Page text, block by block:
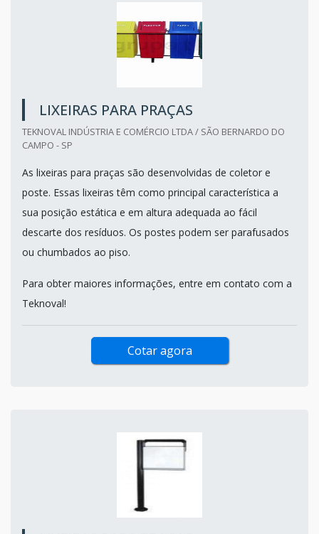
LIXEIRAS PARA PRAÇAS
TEKNOVAL INDÚSTRIA E COMÉRCIO LTDA / SÃO BERNARDO DO
CAMPO - SP
As lixeiras para praças são desenvolvidas de coletor e
poste. Essas lixeiras têm como principal característica a
sua posição estática e em altura adequada ao fácil
descarte dos resíduos. Os postes podem ser parafusados
ou chumbados ao piso.
Para obter maiores informações, entre em contato com a
Teknoval!
Cotar agora